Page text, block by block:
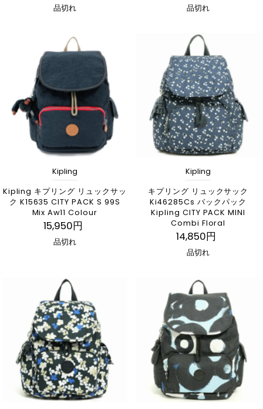
品切れ 品切れ
Kipling
Kipling キプリング リュックサッ
ク K15635 CITY PACK S 99S
Mix Aw11 Colour
15,950円
品切れ
Kipling
キプリング リュックサック
Ki46285Cs バックパック
Kipling CITY PACK MINI
Combi Floral
14,850円
品切れ